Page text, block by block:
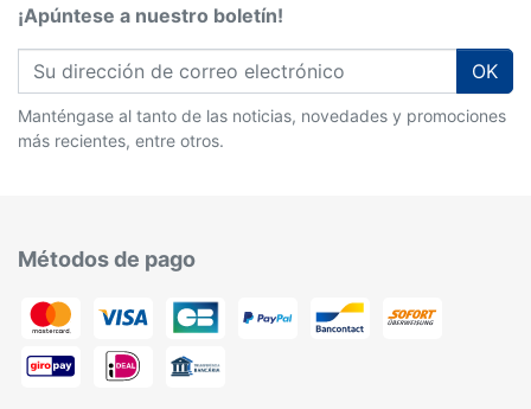
¡Apúntese a nuestro boletín!
OK
Manténgase al tanto de las noticias, novedades y promociones
más recientes, entre otros.
Métodos de pago